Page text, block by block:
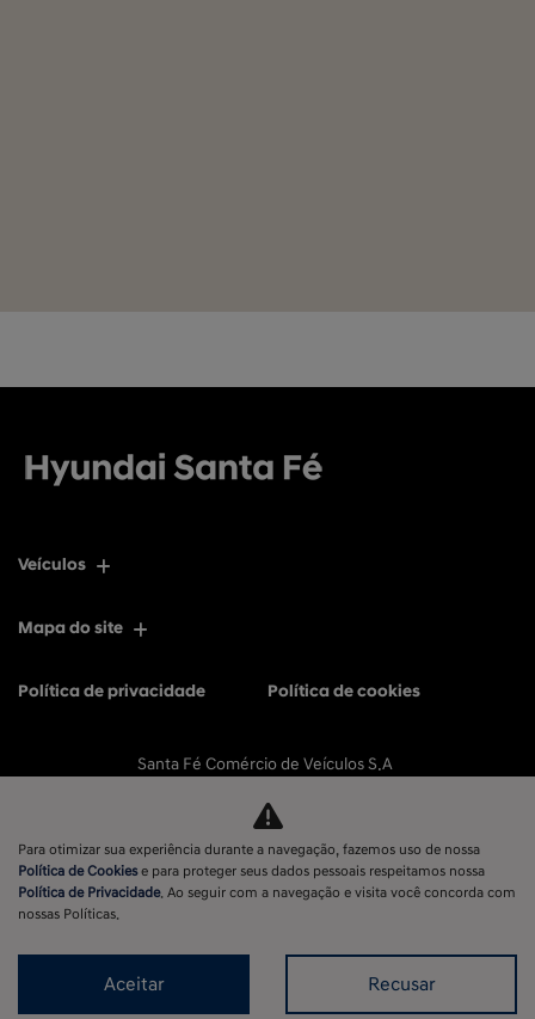
Veículos
Mapa do site
Política de privacidade Política de cookies
Santa Fé Comércio de Veículos S.A
CNPJ: 11.596.056/0001-77
No trânsito, enxergar o outro salva vidas.
Para otimizar sua experiência durante a navegação, fazemos uso de nossa
Política de Cookiese para proteger seus dados pessoais respeitamos nossa
Política de Privacidade. Ao seguir com a navegação e visita você concorda com
nossas Políticas.
Aceitar Recusar